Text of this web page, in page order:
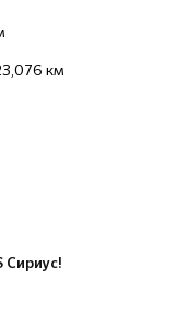
км
Сириус!